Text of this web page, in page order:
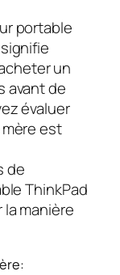
portable
un
avant de
évaluer
est
de
ThinkPad
manière